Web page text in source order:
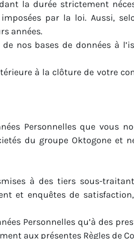
la durée strictement
par la loi. Aussi,
années.
nos bases de données à
à la clôture de votre
Personnelles que vous
du groupe Oktogone et
à des tiers sous-
et enquêtes de
Personnelles qu’à des
aux présentes Règles de